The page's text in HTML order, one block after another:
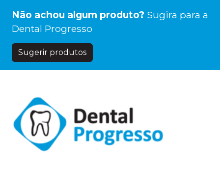
Não achou algum produto? Sugira para a
Dental Progresso
Sugerir produtos